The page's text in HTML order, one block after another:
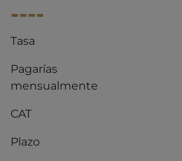
----
Tasa
Pagarías
mensualmente
CAT
Plazo